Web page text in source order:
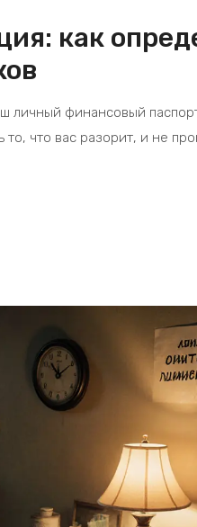
как
личный финансовый
что вас разорит, и не